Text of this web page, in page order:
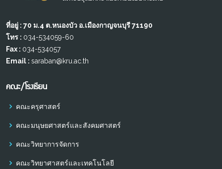
ที่อยู่ : 70 ม.4 ต.หนองบัว อ.เมืองกาญจนบุรี 71190
โทร : 034-534059-60
Fax : 034-534057
Email : saraban@kru.ac.th
คณะ/โรงเรียน
คณะครุศาสตร์
คณะมนุษยศาสตร์และสังคมศาสตร์
คณะวิทยาการจัดการ
คณะวิทยาศาสตร์และเทคโนโลยี